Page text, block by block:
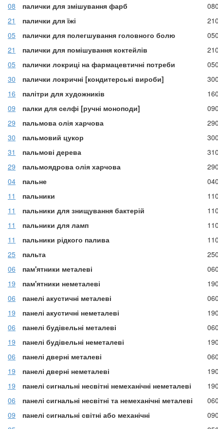
08
палички для змішування фарб
21
палички для їжі
05
палички для полегшування головного болю
21
палички для помішування коктейлів
05
палички локриці на фармацевтичні потреби
30
палички локричні [кондитерські вироби]
16
палітри для художників
09
палки для селфі [ручні моноподи]
29
пальмова олія харчова
30
пальмовий цукор
31
пальмові дерева
29
пальмоядрова олія харчова
04
пальне
11
пальники
11
пальники для знищування бактерій
11
пальники для ламп
11
пальники рідкого палива
25
пальта
06
пам'ятники металеві
19
пам'ятники неметалеві
06
панелі акустичні металеві
19
панелі акустичні неметалеві
06
панелі будівельні металеві
19
панелі будівельні неметалеві
06
панелі дверні металеві
19
панелі дверні неметалеві
19
панелі сигнальні несвітні немеханічні неметалеві
06
панелі сигнальні несвітні та немеханічні металеві
09
панелі сигнальні світні або механічні